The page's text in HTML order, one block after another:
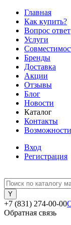
Главная
Как купить?
Вопрос ответ
Услуги
Бренды
Доставка
Акции
Отзывы
Блог
Новости
Каталог
Контакты
Возможности
Вход
Регистрация
+7 (831) 274-00-00
Обратная связь